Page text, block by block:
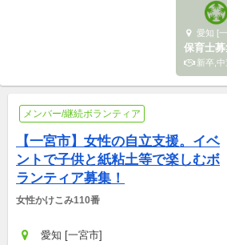
愛知 [一宮市/新
保育士募
新卒,
メンバー/継続ボランティア
【一宮市】女性の自立支援。イベ
ントで子供と紙粘土等で楽しむボ
ランティア募集！
女性かけこみ110番
愛知 [一宮市]